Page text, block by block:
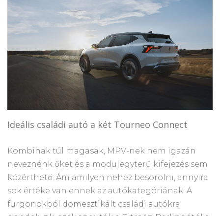
Ideális családi autó a két Tourneo Connect
Kombinak túl magasak, MPV-nek nem igazán
neveznénk őket és a modulegyterű kifejezés sem
közérthető. Ám amilyen nehéz besorolni, annyira
sok értéke van ennek az autókategóriának. A
furgonokból domesztikált családi autókra